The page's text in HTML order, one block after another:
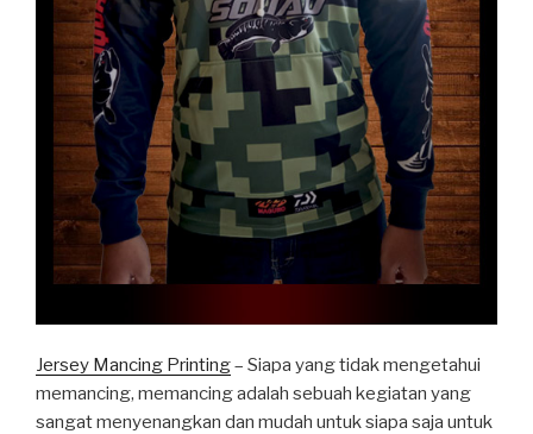
Jersey Mancing Printing– Siapa yang tidak mengetahui
memancing, memancing adalah sebuah kegiatan yang
sangat menyenangkan dan mudah untuk siapa saja untuk